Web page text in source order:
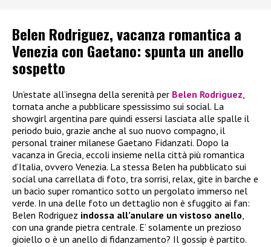
Belen Rodriguez, vacanza romantica a
Venezia con Gaetano: spunta un anello
sospetto
Un’estate all’insegna della serenità per Belen Rodriguez,
tornata anche a pubblicare spessissimo sui social. La
showgirl argentina pare quindi essersi lasciata alle spalle il
periodo buio, grazie anche al suo nuovo compagno, il
personal trainer milanese Gaetano Fidanzati. Dopo la
vacanza in Grecia, eccoli insieme nella città più romantica
d’Italia, ovvero Venezia. La stessa Belen ha pubblicato sui
social una carrellata di foto, tra sorrisi, relax, gite in barche e
un bacio super romantico sotto un pergolato immerso nel
verde. In una delle foto un dettaglio non è sfuggito ai fan:
Belen Rodriguez indossa all’anulare un vistoso anello,
con una grande pietra centrale. E’ solamente un prezioso
gioiello o è un anello di fidanzamento? Il gossip è partito.